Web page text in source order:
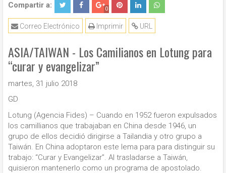
Compartir a: 0
URL
Imprimir
Correo Electrónico
ASIA/TAIWAN - Los Camilianos en Lotung para
“curar y evangelizar”
martes, 31 julio 2018
GD
Lotung (Agencia Fides) – Cuando en 1952 fueron expulsados
los camillianos que trabajaban en China desde 1946, un
grupo de ellos decidió dirigirse a Tailandia y otro grupo a
Taiwán. En China adoptaron este lema para para distinguir su
trabajo: “Curar y Evangelizar”. Al trasladarse a Taiwán,
quisieron mantenerlo como un programa de apostolado.